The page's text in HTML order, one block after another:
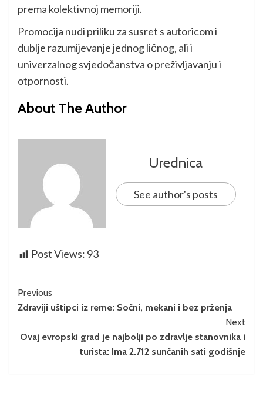
prema kolektivnoj memoriji.
Promocija nudi priliku za susret s autoricom i
dublje razumijevanje jednog ličnog, ali i
univerzalnog svjedočanstva o preživljavanju i
otpornosti.
About The Author
Urednica
See author's posts
Post Views: 93
Previous
Zdraviji uštipci iz rerne: Sočni, mekani i bez prženja
Next
Ovaj evropski grad je najbolji po zdravlje stanovnika i
turista: Ima 2.712 sunčanih sati godišnje